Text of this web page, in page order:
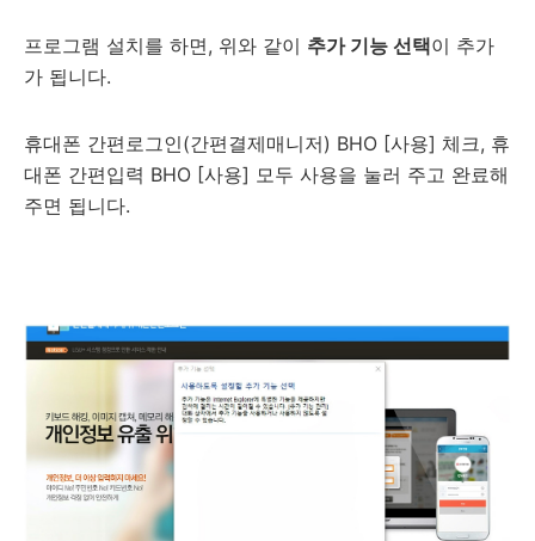
프로그램 설치를 하면, 위와 같이 추가 기능 선택이 추가
가 됩니다.
휴대폰 간편로그인(간편결제매니저) BHO [사용] 체크, 휴
대폰 간편입력 BHO [사용] 모두 사용을 눌러 주고 완료해
주면 됩니다.